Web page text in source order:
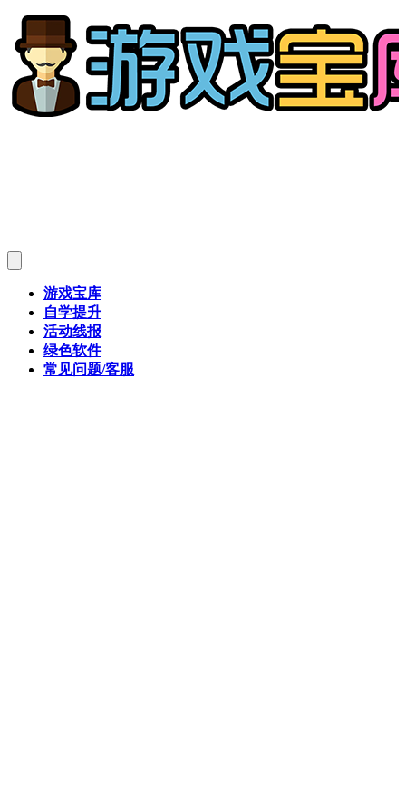
游戏宝库
自学提升
活动线报
绿色软件
常见问题/客服